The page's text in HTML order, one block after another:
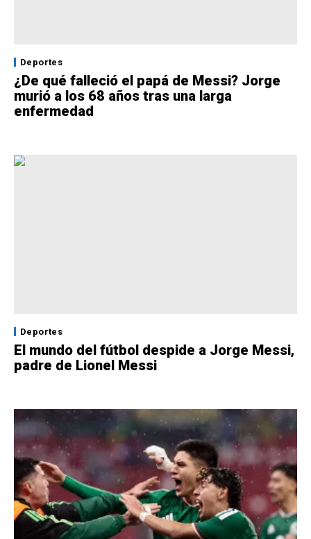
Deportes
¿De qué falleció el papá de Messi? Jorge
murió a los 68 años tras una larga
enfermedad
Deportes
El mundo del fútbol despide a Jorge Messi,
padre de Lionel Messi